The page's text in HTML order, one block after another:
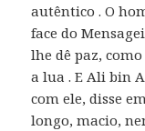
autêntico . O
face do
lhe dê paz,
a lua . E Ali bin
com ele, disse
longo, macio,